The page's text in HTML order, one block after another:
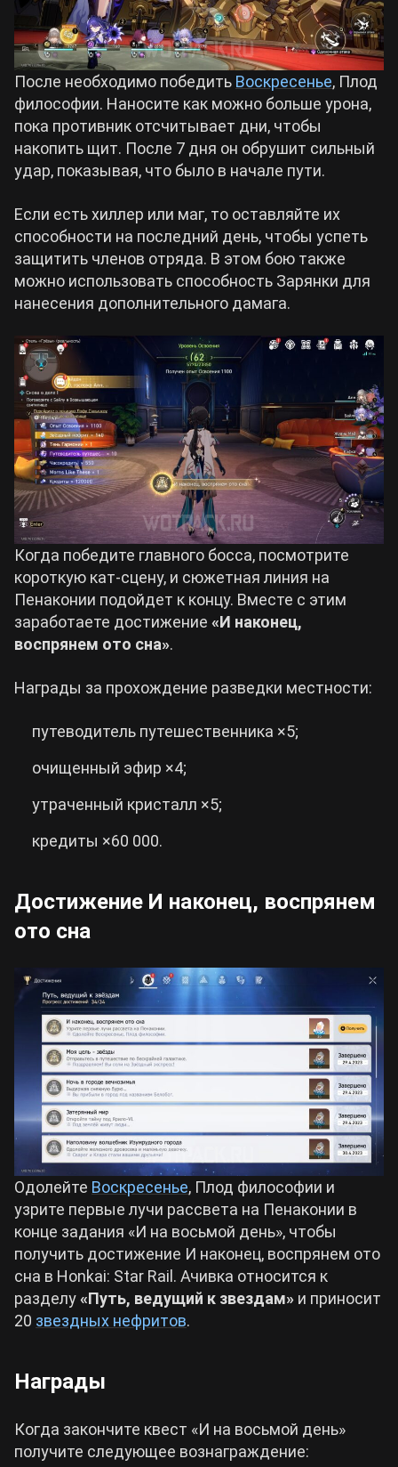
После необходимо победить Воскресенье, Плод
философии. Наносите как можно больше урона,
пока противник отсчитывает дни, чтобы
накопить щит. После 7 дня он обрушит сильный
удар, показывая, что было в начале пути.
Если есть хиллер или маг, то оставляйте их
способности на последний день, чтобы успеть
защитить членов отряда. В этом бою также
можно использовать способность Зарянки для
нанесения дополнительного дамага.
Когда победите главного босса, посмотрите
короткую кат-сцену, и сюжетная линия на
Пенаконии подойдет к концу. Вместе с этим
заработаете достижение «И наконец,
воспрянем ото сна».
Награды за прохождение разведки местности:
путеводитель путешественника ×5;
очищенный эфир ×4;
утраченный кристалл ×5;
кредиты ×60 000.
Достижение И наконец, воспрянем
ото сна
Одолейте Воскресенье, Плод философии и
узрите первые лучи рассвета на Пенаконии в
конце задания «И на восьмой день», чтобы
получить достижение И наконец, воспрянем ото
сна в Honkai: Star Rail. Ачивка относится к
разделу«Путь, ведущий к звездам» и приносит
20 звездных нефритов.
Награды
Когда закончите квест «И на восьмой день»
получите следующее вознаграждение: